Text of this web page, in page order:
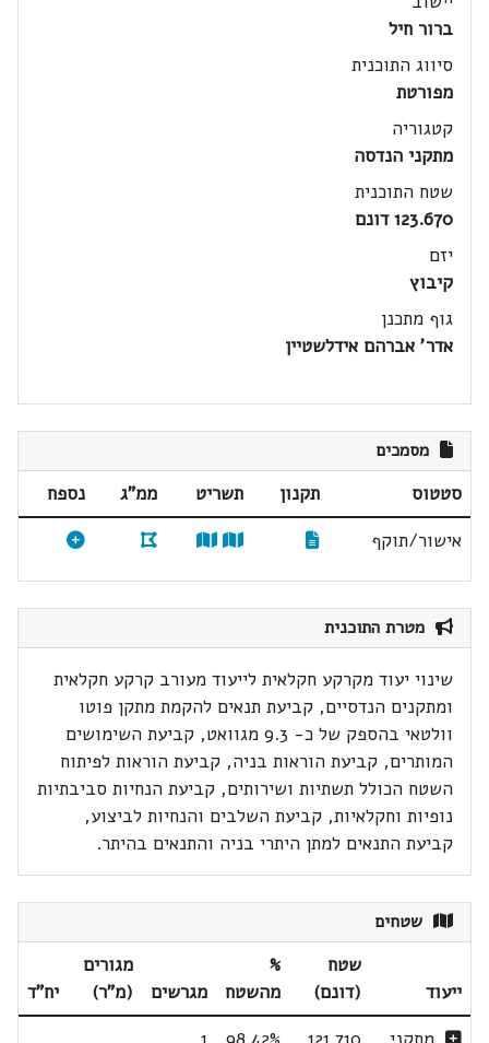
ברור חיל
סיווג התוכנית
מפורטת
קטגוריה
מתקני הנדסה
שטח התוכנית
123.670 דונם
יזם
קיבוץ
גוף מתכנן
אדר' אברהם אידלשטיין
מסמכים
סטטוס תקנון תשריט ממ"ג
נספח
אישור/תוקף
מטרת התוכנית
שינוי יעוד מקרקע חקלאית לייעוד מעורב קרקע חקלאית
ומתקנים הנדסיים, קביעת תנאים להקמת מתקן פוטו
וולטאי בהספק של כ- 9.3 מגוואט, קביעת השימושים
המותרים, קביעת הוראות בניה, קביעת הוראות לפיתוח
השטח הכולל תשתיות ושירותים, קביעת הנחיות סביבתיות
נופיות וחקלאיות, קביעת השלבים והנחיות לביצוע,
קביעת התנאים למתן היתרי בניה והתנאים בהיתר.
שטחים
ייעוד
שטח
(דונם)
%
מהשטח
מגרשים
מגורים
(מ"ר)
יח"ד